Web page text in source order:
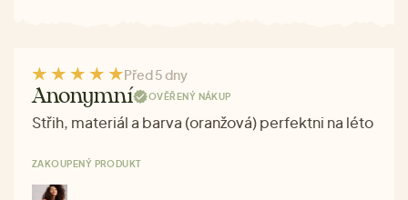
Před 5 dny
Anonymní OVĚŘENÝ NÁKUP
Střih, materiál a barva (oranžová) perfektni na léto
ZAKOUPENÝ PRODUKT